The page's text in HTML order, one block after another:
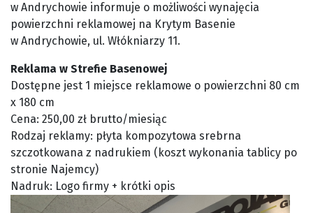
w Andrychowie informuje o możliwości wynajęcia
powierzchni reklamowej na Krytym Basenie
w Andrychowie, ul. Włókniarzy 11.
Reklama w Strefie Basenowej
Dostępne jest 1 miejsce reklamowe o powierzchni 80 cm
x 180 cm
Cena: 250,00 zł brutto/miesiąc
Rodzaj reklamy: płyta kompozytowa srebrna
szczotkowana z nadrukiem (koszt wykonania tablicy po
stronie Najemcy)
Nadruk: Logo firmy + krótki opis